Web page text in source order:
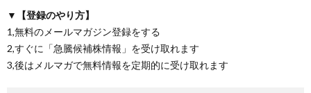
▼【登録のやり方】
1,無料のメールマガジン登録をする
2,すぐに「急騰候補株情報」を受け取れます
3,後はメルマガで無料情報を定期的に受け取れます